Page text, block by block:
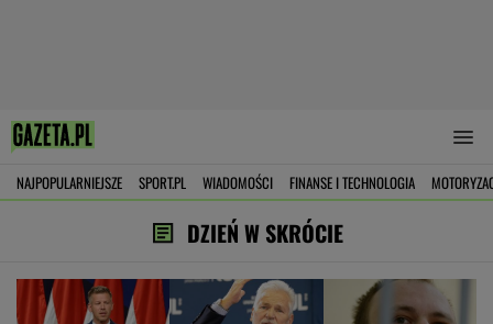
NAJPOPULARNIEJSZE SPORT.PL WIADOMOŚCI FINANSE I TECHNOLOGIA
DZIEŃ W SKRÓCIE